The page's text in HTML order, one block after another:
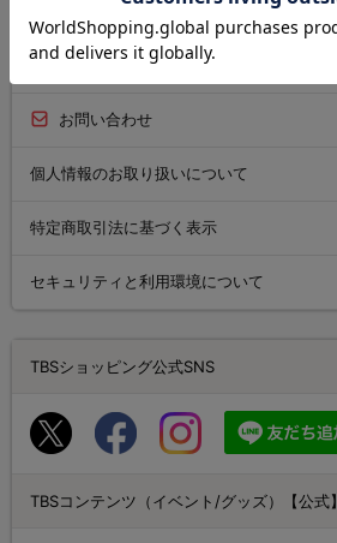
よくあるご質問
お問い合わせ
個人情報のお取り扱いについて
特定商取引法に基づく表示
セキュリティと利用環境について
TBSショッピング公式SNS
TBSコンテンツ（イベント/グッズ）【公式】